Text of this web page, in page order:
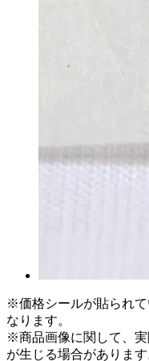
※価格シールが貼られ
なります。
※商品画像に関して、
が生じる場合があります